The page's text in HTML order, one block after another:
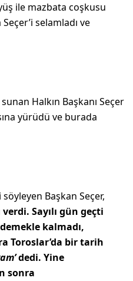
ile mazbata coşkusu
selamladı ve
Halkın Başkanı Seçer
yürüdü ve burada
Başkan Seçer,
Sayılı gün geçti
kalmadı,
Toroslar’da bir tarih
dedi. Yine
sonra